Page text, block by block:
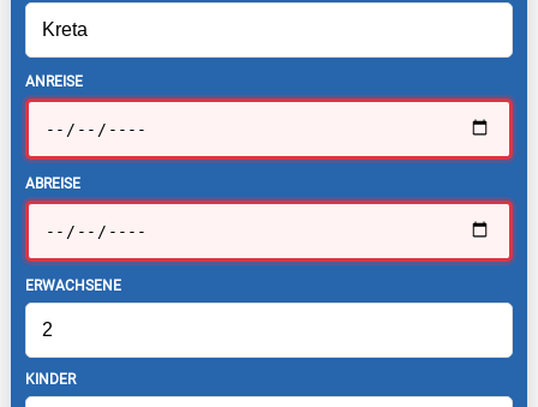
ANREISE
ABREISE
ERWACHSENE
KINDER